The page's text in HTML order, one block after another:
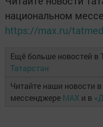
национальном
https://max.ru/
Ещё больше новостей в
Татарстан
Читайте наши новости
мессенджере MAX и в